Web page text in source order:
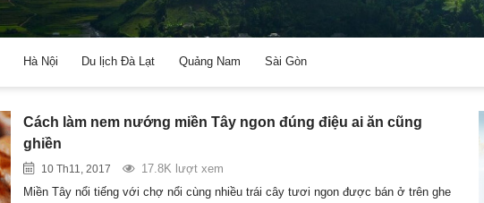
Hà Nội Du lịch Đà Lạt Quảng Nam Sài Gòn
Cách làm nem nướng miền Tây ngon đúng điệu ai ăn cũng
ghiền
10 Th11, 2017
17.8K lượt xem
Miền Tây nổi tiếng với chợ nổi cùng nhiều trái cây tươi ngon được bán ở trên ghe